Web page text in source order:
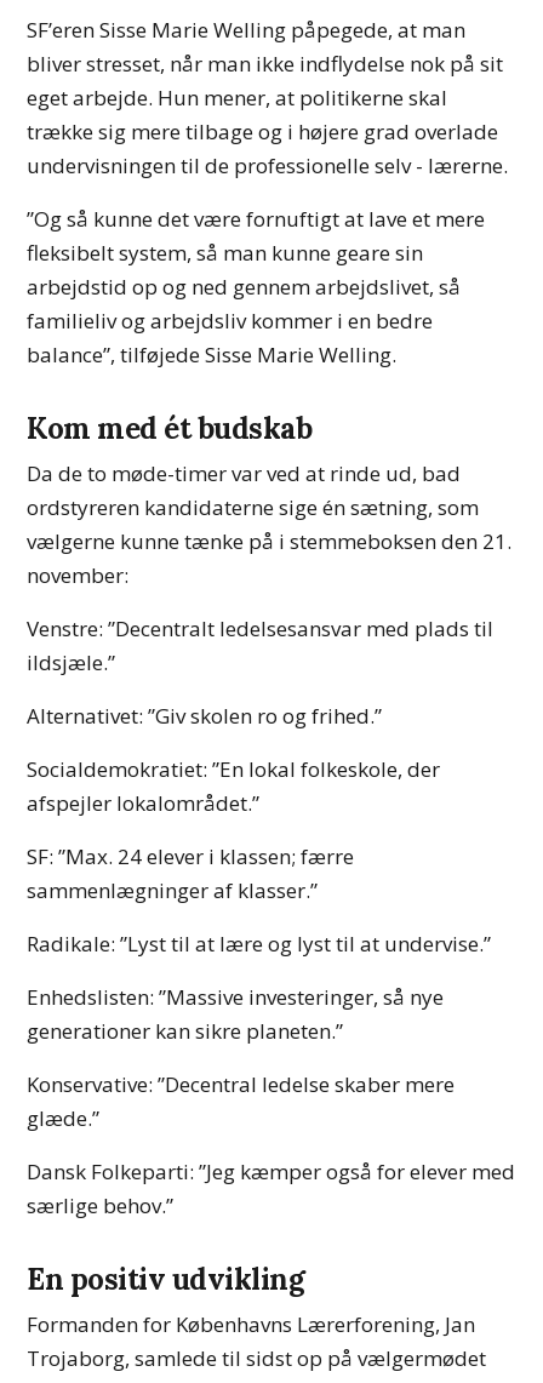
SF’eren Sisse Marie Welling påpegede, at man
bliver stresset, når man ikke indflydelse nok på sit
eget arbejde. Hun mener, at politikerne skal
trække sig mere tilbage og i højere grad overlade
undervisningen til de professionelle selv - lærerne.
”Og så kunne det være fornuftigt at lave et mere
fleksibelt system, så man kunne geare sin
arbejdstid op og ned gennem arbejdslivet, så
familieliv og arbejdsliv kommer i en bedre
balance”, tilføjede Sisse Marie Welling.
Kom med ét budskab
Da de to møde-timer var ved at rinde ud, bad
ordstyreren kandidaterne sige én sætning, som
vælgerne kunne tænke på i stemmeboksen den 21.
november:
Venstre: ”Decentralt ledelsesansvar med plads til
ildsjæle.”
Alternativet: ”Giv skolen ro og frihed.”
Socialdemokratiet: ”En lokal folkeskole, der
afspejler lokalområdet.”
SF: ”Max. 24 elever i klassen; færre
sammenlægninger af klasser.”
Radikale: ”Lyst til at lære og lyst til at undervise.”
Enhedslisten: ”Massive investeringer, så nye
generationer kan sikre planeten.”
Konservative: ”Decentral ledelse skaber mere
glæde.”
Dansk Folkeparti: ”Jeg kæmper også for elever med
særlige behov.”
En positiv udvikling
Formanden for Københavns Lærerforening, Jan
Trojaborg, samlede til sidst op på vælgermødet